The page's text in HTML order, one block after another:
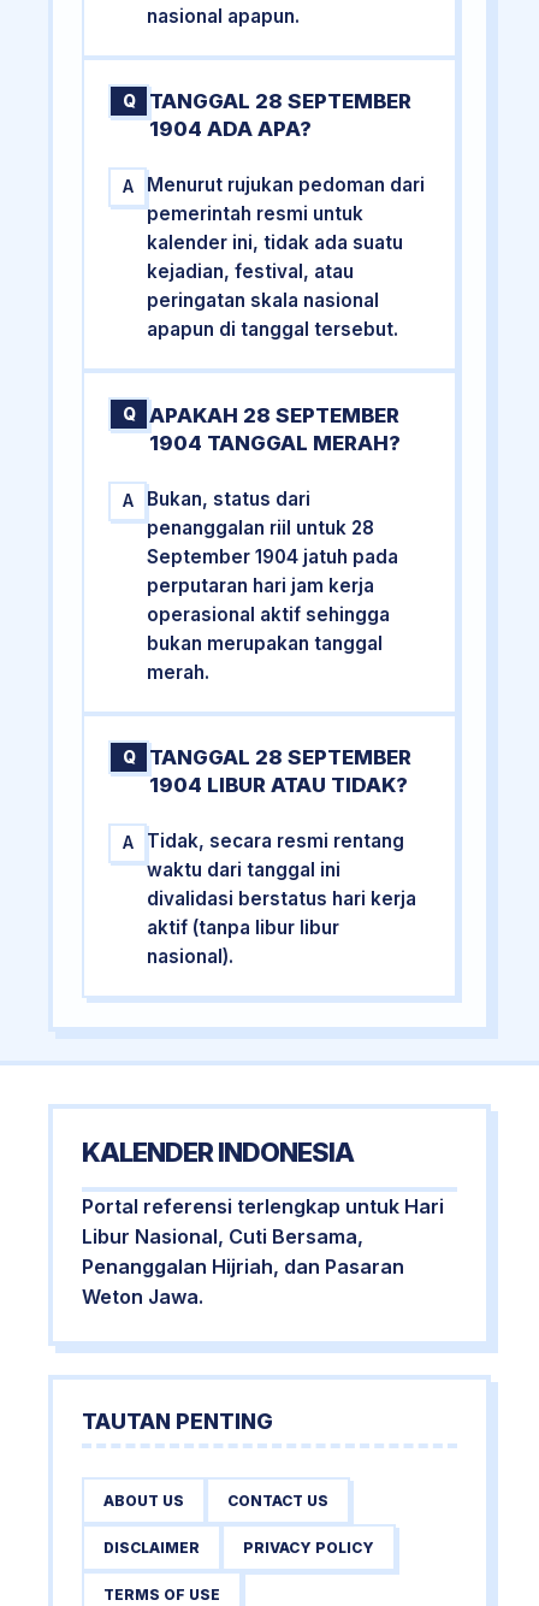
nasional apapun.
Q
TANGGAL 28 SEPTEMBER
1904 ADA APA?
A
Menurut rujukan pedoman dari
pemerintah resmi untuk
kalender ini, tidak ada suatu
kejadian, festival, atau
peringatan skala nasional
apapun di tanggal tersebut.
Q
APAKAH 28 SEPTEMBER
1904 TANGGAL MERAH?
A
Bukan, status dari
penanggalan riil untuk 28
September 1904 jatuh pada
perputaran hari jam kerja
operasional aktif sehingga
bukan merupakan tanggal
merah.
Q
TANGGAL 28 SEPTEMBER
1904 LIBUR ATAU TIDAK?
A
Tidak, secara resmi rentang
waktu dari tanggal ini
divalidasi berstatus hari kerja
aktif (tanpa libur libur
nasional).
KALENDER INDONESIA
Portal referensi terlengkap untuk Hari
Libur Nasional, Cuti Bersama,
Penanggalan Hijriah, dan Pasaran
Weton Jawa.
TAUTAN PENTING
ABOUT US CONTACT US
DISCLAIMER PRIVACY POLICY
TERMS OF USE